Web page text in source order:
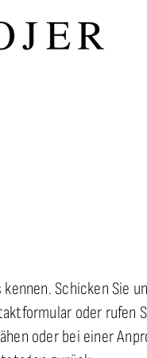
Schicken Sie
oder rufen
oder bei einer